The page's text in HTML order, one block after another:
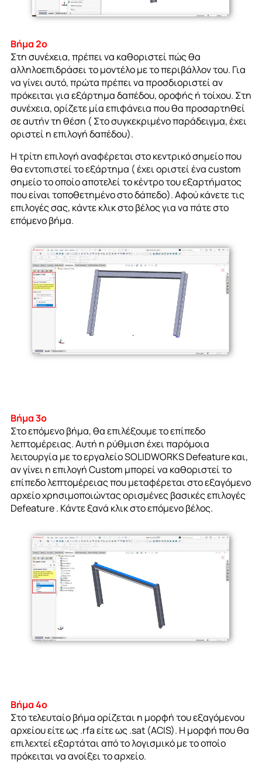
Βήμα 2ο
Στη συνέχεια, πρέπει να καθοριστεί πώς θα
αλληλοεπιδράσει το μοντέλο με το περιβάλλον του. Για
να γίνει αυτό, πρώτα πρέπει να προσδιοριστεί αν
πρόκειται για εξάρτημα δαπέδου, οροφής ή τοίχου. Στη
συνέχεια, ορίζετε μία επιφάνεια που θα προσαρτηθεί
σε αυτήν τη θέση ( Στο συγκεκριμένο παράδειγμα, έχει
οριστεί η επιλογή δαπέδου).
Η τρίτη επιλογή αναφέρεται στο κεντρικό σημείο που
θα εντοπιστεί το εξάρτημα ( έχει οριστεί ένα custom
σημείο το οποίο αποτελεί το κέντρο του εξαρτήματος
που είναι τοποθετημένο στο δάπεδο). Αφού κάνετε τις
επιλογές σας, κάντε κλικ στο βέλος για να πάτε στο
επόμενο βήμα.
Βήμα 3ο
Στο επόμενο βήμα, θα επιλέξουμε το επίπεδο
λεπτομέρειας. Αυτή η ρύθμιση έχει παρόμοια
λειτουργία με το εργαλείο SOLIDWORKS Defeature και,
αν γίνει η επιλογή Custom μπορεί να καθοριστεί το
επίπεδο λεπτομέρειας που μεταφέρεται στο εξαγόμενο
αρχείο χρησιμοποιώντας ορισμένες βασικές επιλογές
Defeature . Κάντε ξανά κλικ στο επόμενο βέλος.
Βήμα 4ο
Στο τελευταίο βήμα ορίζεται η μορφή του εξαγόμενου
αρχείου είτε ως .rfa είτε ως .sat (ACIS). Η μορφή που θα
επιλεχτεί εξαρτάται από το λογισμικό με το οποίο
πρόκειται να ανοίξει το αρχείο.